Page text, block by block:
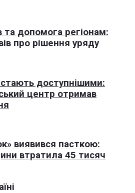
та допомога регіонам:
про рішення уряду
стають доступнішими:
центр отримав
виявився пасткою:
втратила 45 тисяч